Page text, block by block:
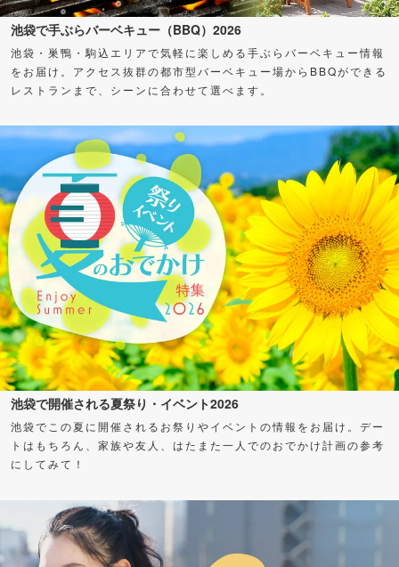
池袋で手ぶらバーベキュー（BBQ）2026
池袋・巣鴨・駒込エリアで気軽に楽しめる手ぶらバーベキュー情報
をお届け。アクセス抜群の都市型バーベキュー場からBBQができる
レストランまで、シーンに合わせて選べます。
池袋で開催される夏祭り・イベント2026
池袋でこの夏に開催されるお祭りやイベントの情報をお届け。デー
トはもちろん、家族や友人、はたまた一人でのおでかけ計画の参考
にしてみて！